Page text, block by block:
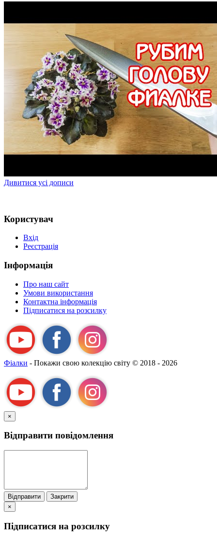
Дивитися усі дописи
Користувач
Вхід
Реєстрація
Інформація
Про наш сайт
Умови використання
Контактна інформація
Підписатися на розсилку
Фіалки - Покажи свою колекцію світу © 2018 - 2026
×
Відправити повідомлення
Відправити
Закрити
×
Підписатися на розсилку